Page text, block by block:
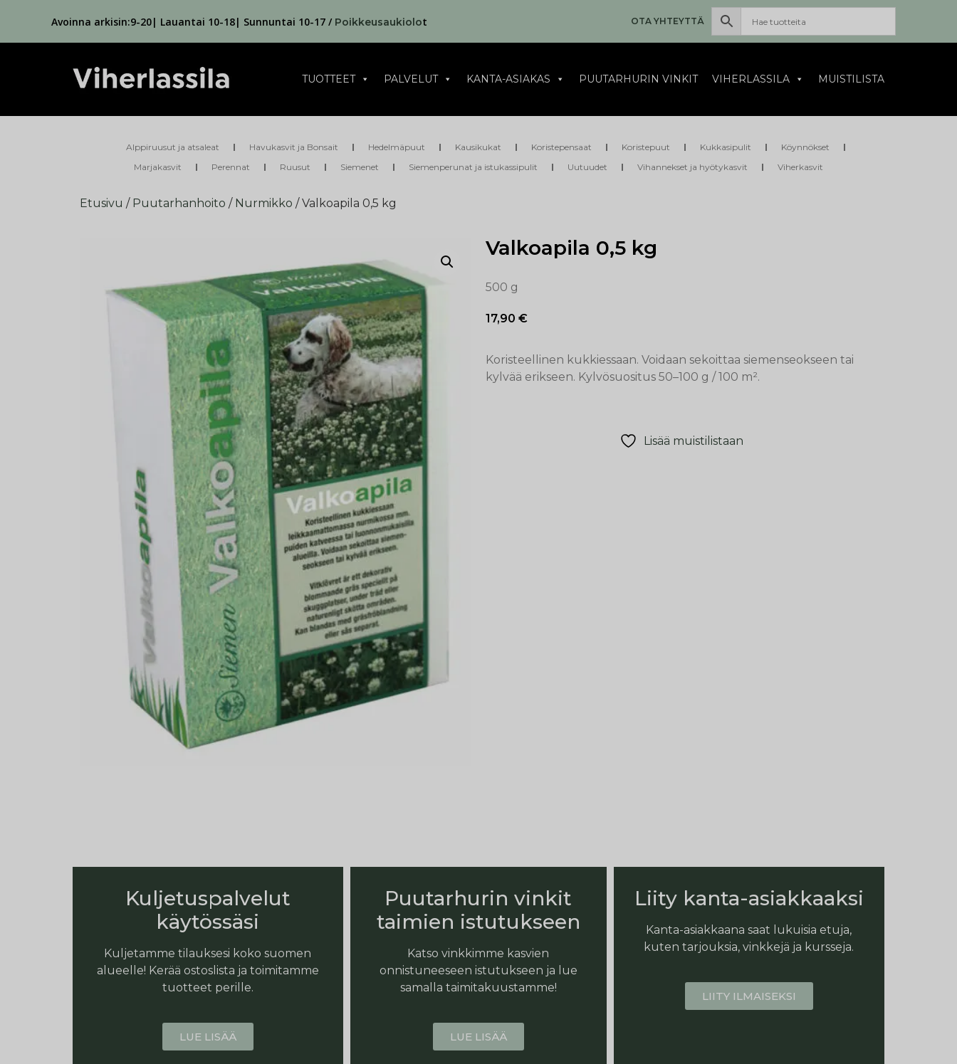
Avoinna arkisin:9-20| Lauantai 10-18| Sunnuntai 10-17 / Poikkeusaukiolot OTA YHTEYTTÄ
TUOTTEET PALVELUT KANTA-ASIAKAS PUUTARHURIN VINKIT VIHERLASSILA MUISTILISTA
Alppiruusut ja atsaleat Havukasvit ja Bonsait Hedelmäpuut Kausikukat Koristepensaat Koristepuut Kukkasipulit
Köynnökset
Marjakasvit
Perennat Ruusut Siemenet Siemenperunat ja istukassipulit Uutuudet Vihannekset ja hyötykasvit Viherkasvit
Etusivu / Puutarhanhoito / Nurmikko / Valkoapila 0,5 kg
Valkoapila 0,5 kg
500 g
17,90 €
Koristeellinen kukkiessaan. Voidaan sekoittaa siemenseokseen tai
kylvää erikseen. Kylvösuositus 50–100 g / 100 m².
Lisää muistilistaan
Kuljetuspalvelut
käytössäsi
Kuljetamme tilauksesi koko suomen
alueelle! Kerää ostoslista ja toimitamme
tuotteet perille.
LUE LISÄÄ
Puutarhurin vinkit
taimien istutukseen
Katso vinkkimme kasvien
onnistuneeseen istutukseen ja lue
samalla taimitakuustamme!
LUE LISÄÄ
Liity kanta-asiakkaaksi
Kanta-asiakkaana saat lukuisia etuja,
kuten tarjouksia, vinkkejä ja kursseja.
LIITY ILMAISEKSI